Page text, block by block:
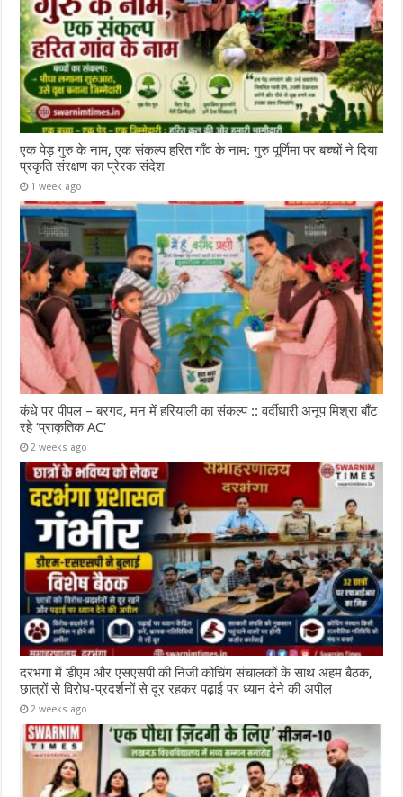
एक पेड़ गुरु के नाम, एक संकल्प हरित गाँव के नाम: गुरु पूर्णिमा पर बच्चों ने दिया
प्रकृति संरक्षण का प्रेरक संदेश
1 week ago
कंधे पर पीपल – बरगद, मन में हरियाली का संकल्प :: वर्दीधारी अनूप मिश्रा बाँट
रहे ‘प्राकृतिक AC’
2 weeks ago
दरभंगा में डीएम और एसएसपी की निजी कोचिंग संचालकों के साथ अहम बैठक,
छात्रों से विरोध-प्रदर्शनों से दूर रहकर पढ़ाई पर ध्यान देने की अपील
2 weeks ago